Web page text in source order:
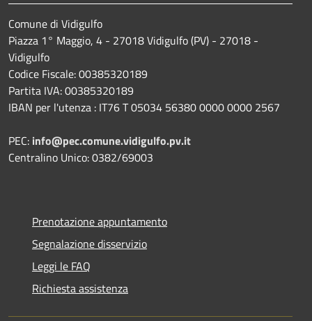
Comune di Vidigulfo
Piazza 1° Maggio, 4 - 27018 Vidigulfo (PV) - 27018 -
Vidigulfo
Codice Fiscale: 00385320189
Partita IVA: 00385320189
IBAN per l'utenza : IT76 T 05034 56380 0000 0000 2567
PEC: info@pec.comune.vidigulfo.pv.it
Centralino Unico: 0382/69003
Prenotazione appuntamento
Segnalazione disservizio
Leggi le FAQ
Richiesta assistenza